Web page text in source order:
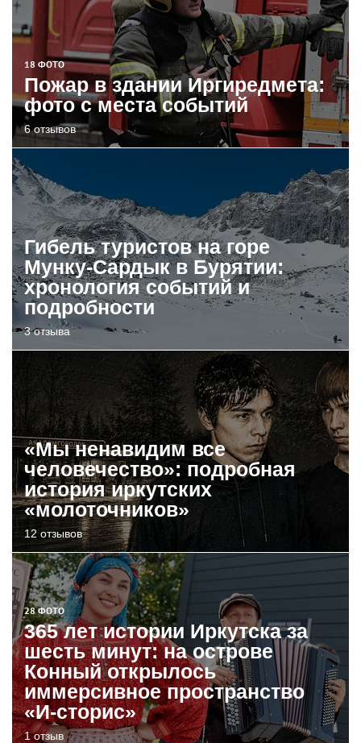
18 ФОТО
Пожар в здании Иргиредмета:
фото с места событий
6 отзывов
Гибель туристов на горе
Мунку-Сардык в Бурятии:
хронология событий и
подробности
3 отзыва
«Мы ненавидим все
человечество»: подробная
история иркутских
«молоточников»
12 отзывов
28 ФОТО
365 лет истории Иркутска за
шесть минут: на острове
Конный открылось
иммерсивное пространство
«И-сторис»
1 отзыв